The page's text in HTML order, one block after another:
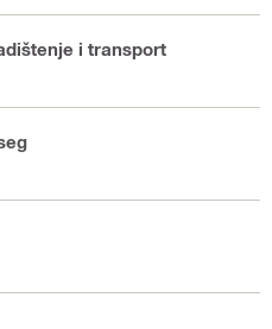
i transport